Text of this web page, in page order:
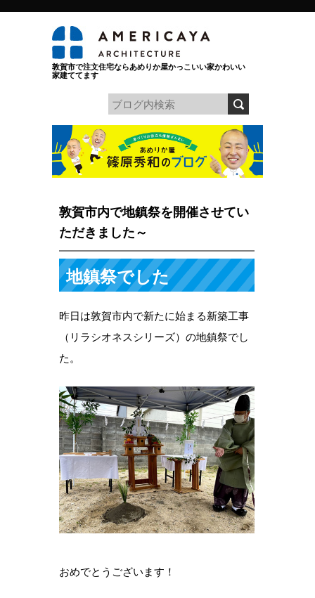
敦賀市で注文住宅ならあめりか屋かっこいい家かわいい
家建ててます
敦賀市内で地鎮祭を開催させてい
ただきました～
地鎮祭でした
昨日は敦賀市内で新たに始まる新築工事
（リラシオネスシリーズ）の地鎮祭でし
た。
おめでとうございます！